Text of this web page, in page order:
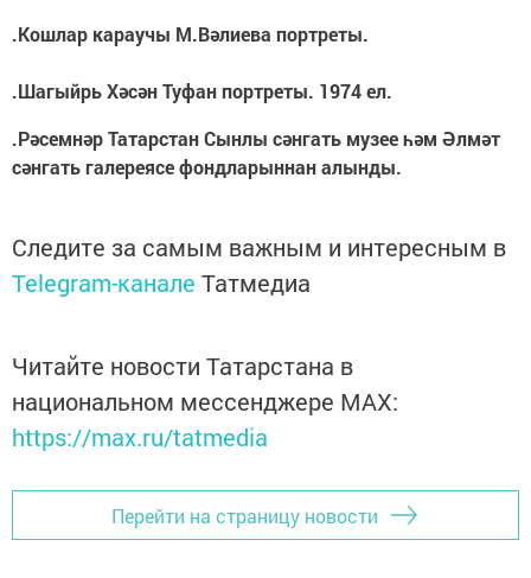
.Кошлар караучы М.Вәлиева портреты.
.Шагыйрь Хәсән Туфан портреты. 1974 ел.
.Рәсемнәр Татарстан Сынлы сәнгать музее һәм Әлмәт
сәнгать галереясе фондларыннан алынды.
Следите за самым важным и интересным в
Telegram-канале Татмедиа
Читайте новости Татарстана в
национальном мессенджере MАХ:
https://max.ru/tatmedia
Перейти на страницу новости